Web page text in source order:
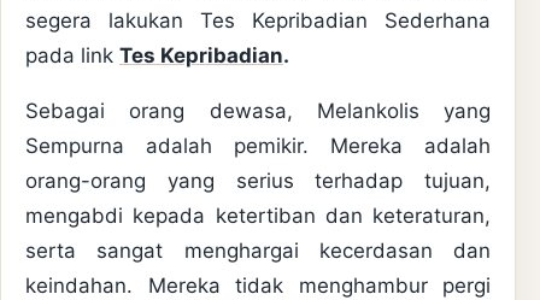
segera lakukan Tes Kepribadian Sederhana
pada link Tes Kepribadian.
Sebagai orang dewasa, Melankolis yang
Sempurna adalah pemikir. Mereka adalah
orang-orang yang serius terhadap tujuan,
mengabdi kepada ketertiban dan keteraturan,
serta sangat menghargai kecerdasan dan
keindahan. Mereka tidak menghambur pergi